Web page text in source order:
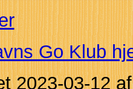
Go Klub
2023-03-12